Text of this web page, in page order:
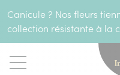
Canicule ? Nos fleurs
collection résistante à la